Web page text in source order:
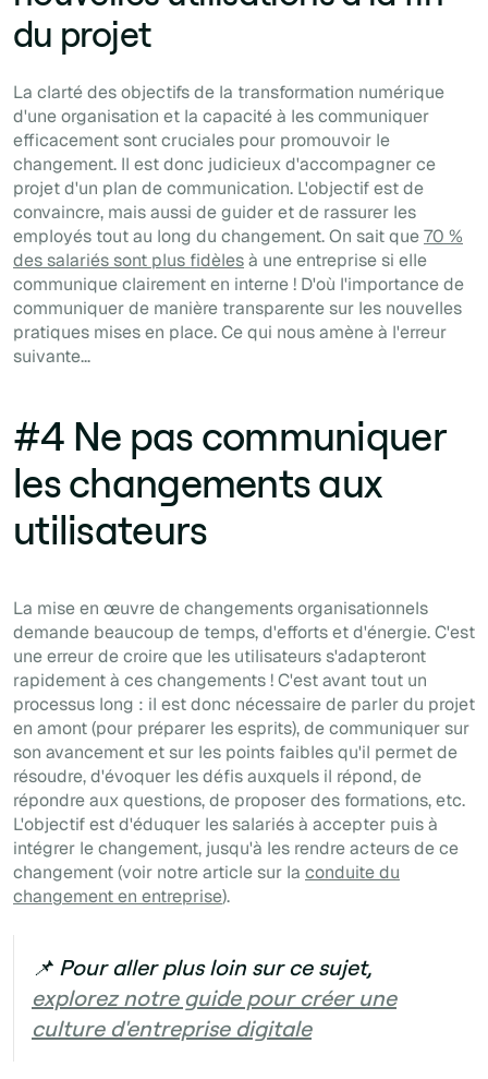
du projet
La clarté des objectifs de la transformation numérique
d'une organisation et la capacité à les communiquer
efficacement sont cruciales pour promouvoir le
changement. Il est donc judicieux d'accompagner ce
projet d'un plan de communication. L'objectif est de
convaincre, mais aussi de guider et de rassurer les
employés tout au long du changement. On sait que70 %
des salariés sont plus fidèlesà une entreprise si elle
communique clairement en interne ! D'où l'importance de
communiquer de manière transparente sur les nouvelles
pratiques mises en place. Ce qui nous amène à l'erreur
suivante...
#4 Ne pas communiquer
les changements aux
utilisateurs
La mise en œuvre de changements organisationnels
demande beaucoup de temps, d'efforts et d'énergie. C'est
une erreur de croire que les utilisateurs s'adapteront
rapidement à ces changements ! C'est avant tout un
processus long : il est donc nécessaire de parler du projet
en amont (pour préparer les esprits), de communiquer sur
son avancement et sur les points faibles qu'il permet de
résoudre, d'évoquer les défis auxquels il répond, de
répondre aux questions, de proposer des formations, etc.
L'objectif est d'éduquer les salariés à accepter puis à
intégrer le changement, jusqu'à les rendre acteurs de ce
changement (voir notre article sur la conduite du
changement en entreprise).
📌 Pour aller plus loin sur ce sujet,
explorez notre guide pour créer une
culture d'entreprise digitale